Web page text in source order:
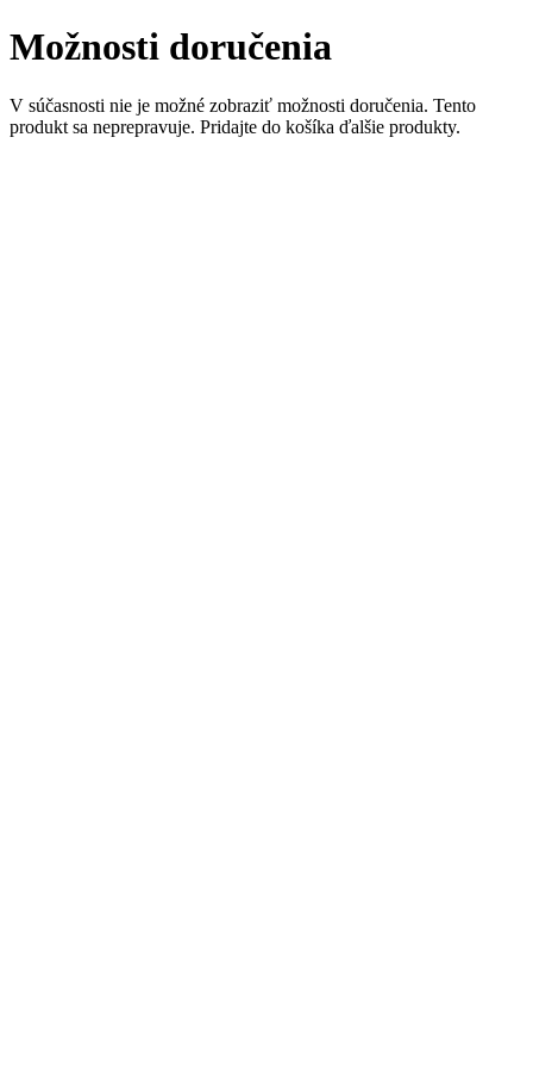
Možnosti doručenia
V súčasnosti nie je možné zobraziť možnosti doručenia. Tento
produkt sa neprepravuje. Pridajte do košíka ďalšie produkty.